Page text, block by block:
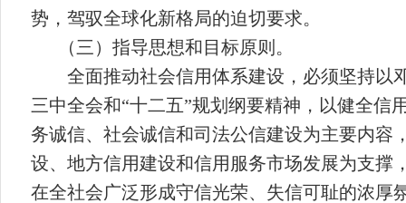
势，驾驭全球化新格局的迫切要求。
（三）指导思想和目标原则。
全面推动社会信用体系建设，必须坚持以
三中全会和“十二五”规划纲要精神，以健全
务诚信、社会诚信和司法公信建设为主要内容
设、地方信用建设和信用服务市场发展为支撑
在全社会广泛形成守信光荣、失信可耻的浓厚